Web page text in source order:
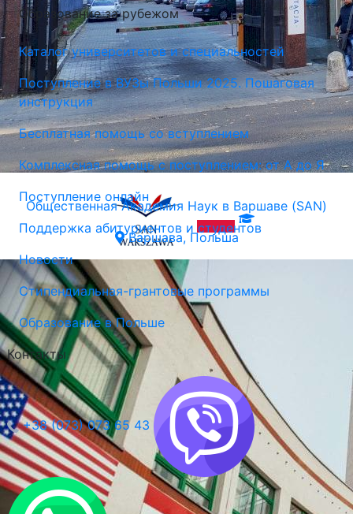
Общественная Академия Наук в Варшаве (SAN)
Варшава, Польша
Образование за рубежом
Каталог университетов и специальностей
Поступление в ВУЗы Польши 2025. Пошаговая
инструкция
Бесплатная помощь со вступлением
Комплексная помощь с поступлением: от А до Я
Поступление онлайн
Поддержка абитуриентов и студентов
Новости
Стипендиальная-грантовые программы
Образование в Польше
Контакты
+38 (073) 073 65 43